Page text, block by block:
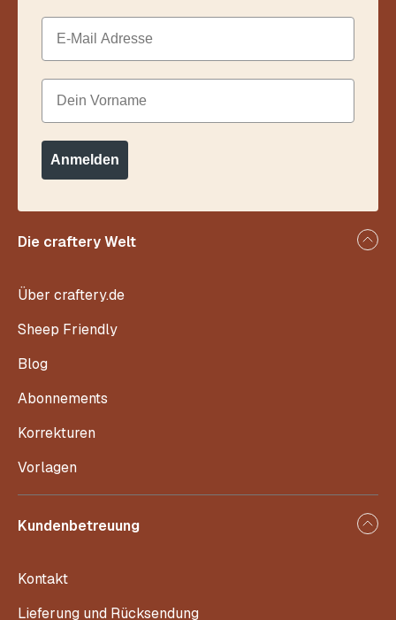
Die craftery Welt
Über craftery.de
Sheep Friendly
Blog
Abonnements
Korrekturen
Vorlagen
Kundenbetreuung
Kontakt
Lieferung und Rücksendung
Email
Dein Vorname
Anmelden